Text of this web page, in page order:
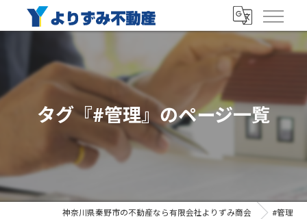
タグ『#管理』のページ一覧
神奈川県秦野市の不動産なら有限会社よりずみ商会 #管理